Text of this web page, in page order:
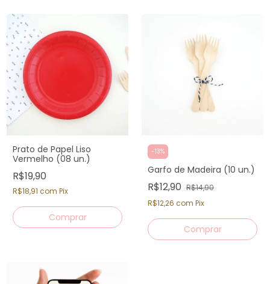
Prato de Papel Liso
Vermelho (08 un.)
R$19,90
R$18,91 com Pix
-13%
Garfo de Madeira (10 un.)
R$12,90 R$14,90
R$12,26 com Pix